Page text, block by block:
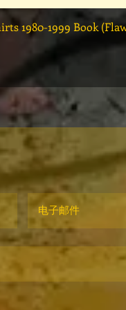
1980-1999 Book